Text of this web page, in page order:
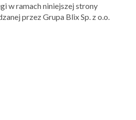
w ramach niniejszej strony
przez Grupa Blix Sp. z o.o.